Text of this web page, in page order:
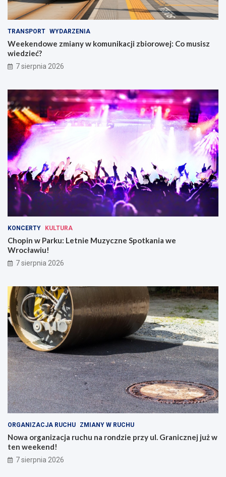
TRANSPORT WYDARZENIA
Weekendowe zmiany w komunikacji zbiorowej: Co musisz
wiedzieć?
7 sierpnia 2026
KONCERTY KULTURA
Chopin w Parku: Letnie Muzyczne Spotkania we
Wrocławiu!
7 sierpnia 2026
ORGANIZACJA RUCHU ZMIANY W RUCHU
Nowa organizacja ruchu na rondzie przy ul. Granicznej już w
ten weekend!
7 sierpnia 2026